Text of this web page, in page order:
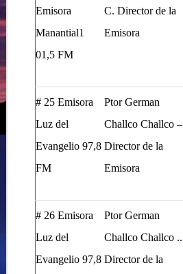
Emisora
Manantial1
01,5 FM
C. Director de la
Emisora
# 25 Emisora
Luz del
Evangelio 97,8
FM
Ptor German
Challco Challco –
Director de la
Emisora
# 26 Emisora
Luz del
Evangelio 97,8
Ptor German
Challco Challco ..
Director de la